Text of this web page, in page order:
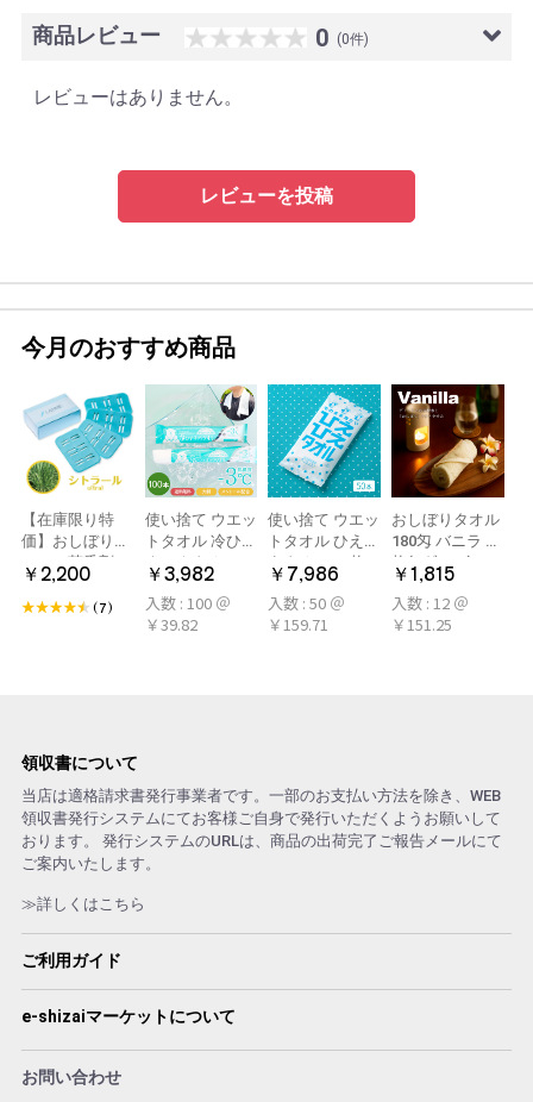
商品レビュー 0 (0件)
レビューはありません。
レビューを投稿
今月のおすすめ商品
【在庫限り特
価】おしぼり用
アロマ芳香剤
LARME(ラルム)
シトラール 旧デ
￥2,200
(7)
使い捨て ウエッ
トタオル 冷ひや
ネックタオル
50本×2パック
100本 冷感タオ
ル 首 個包装 日
￥3,982
入数 : 100 ＠
￥39.82
使い捨て ウエッ
トタオル ひえひ
えタオル 50枚
冷感タオル ミン
ト アロマおしぼ
り
￥7,986
入数 : 50 ＠
￥159.71
おしぼりタオル
180匁 バニラ 12
枚(1ダース)
￥1,815
入数 : 12 ＠
￥151.25
領収書について
当店は適格請求書発行事業者です。一部のお支払い方法を除き、WEB
領収書発行システムにてお客様ご自身で発行いただくようお願いして
おります。 発行システムのURLは、商品の出荷完了ご報告メールにて
ご案内いたします。
≫詳しくはこちら
ご利用ガイド
e-shizaiマーケットについて
お問い合わせ